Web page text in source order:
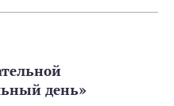
день»